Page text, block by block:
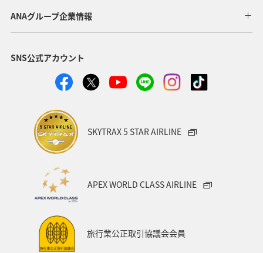
ANAグループ企業情報
SNS公式アカウント
SKYTRAX 5 STAR AIRLINE
APEX WORLD CLASS AIRLINE
旅行業公正取引協議会会員